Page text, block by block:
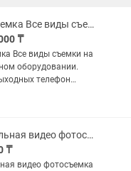
Видео-фотосьемка Все виды съемки
₸
Все виды съемки на
оборудовании.
телефон
Профессиональная видео фотосъемка свадеб , юбилеев , детских утренников .
₸
видео фотосъемка